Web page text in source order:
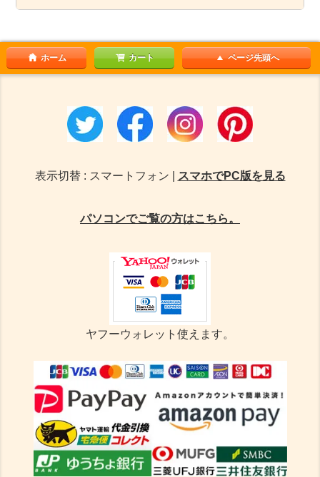
ホーム カート ページ先頭へ
表示切替 : スマートフォン | スマホでPC版を見る
パソコンでご覧の方はこちら。
ヤフーウォレット使えます。